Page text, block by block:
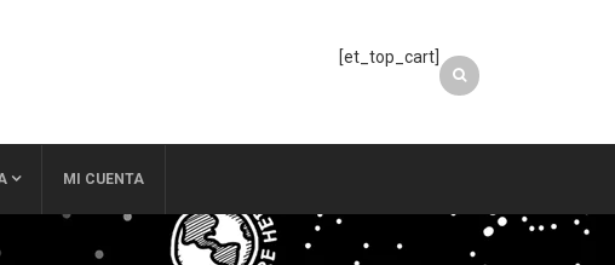
[et_top_cart]
MI CUENTA